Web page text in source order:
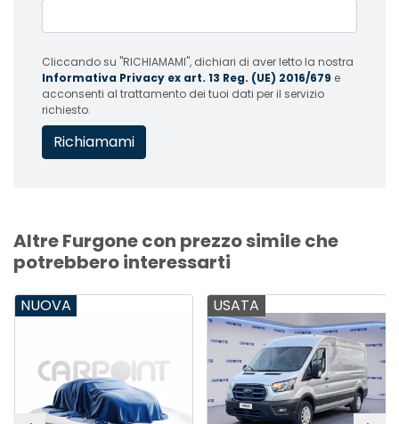
Cliccando su "RICHIAMAMI", dichiari di aver letto la nostra
Informativa Privacy ex art. 13 Reg. (UE) 2016/679 e
acconsenti al trattamento dei tuoi dati per il servizio
richiesto.
Altre Furgone con prezzo simile che
potrebbero interessarti
USATA NUOVA